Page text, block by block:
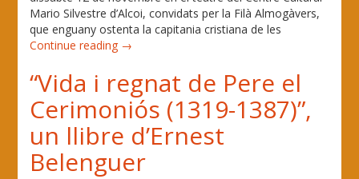
Mario Silvestre d’Alcoi, convidats per la Filà Almogàvers,
que enguany ostenta la capitania cristiana de les
Continue reading →
“Vida i regnat de Pere el
Cerimoniós (1319-1387)”,
un llibre d’Ernest
Belenguer